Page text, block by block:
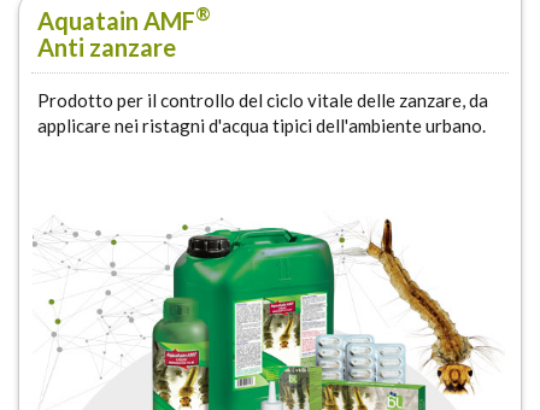
Aquatain AMF®
Anti zanzare
Prodotto per il controllo del ciclo vitale delle zanzare, da
applicare nei ristagni d'acqua tipici dell'ambiente urbano.